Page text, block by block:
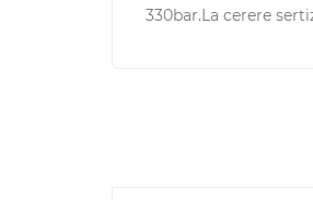
330bar.La cerere